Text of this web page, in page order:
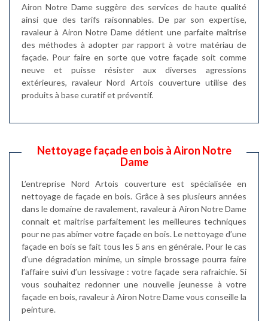
Airon Notre Dame suggère des services de haute qualité
ainsi que des tarifs raisonnables. De par son expertise,
ravaleur à Airon Notre Dame détient une parfaite maîtrise
des méthodes à adopter par rapport à votre matériau de
façade. Pour faire en sorte que votre façade soit comme
neuve et puisse résister aux diverses agressions
extérieures, ravaleur Nord Artois couverture utilise des
produits à base curatif et préventif.
Nettoyage façade en bois à Airon Notre
Dame
L’entreprise Nord Artois couverture est spécialisée en
nettoyage de façade en bois. Grâce à ses plusieurs années
dans le domaine de ravalement, ravaleur à Airon Notre Dame
connait et maitrise parfaitement les meilleures techniques
pour ne pas abimer votre façade en bois. Le nettoyage d’une
façade en bois se fait tous les 5 ans en générale. Pour le cas
d’une dégradation minime, un simple brossage pourra faire
l’affaire suivi d’un lessivage : votre façade sera rafraichie. Si
vous souhaitez redonner une nouvelle jeunesse à votre
façade en bois, ravaleur à Airon Notre Dame vous conseille la
peinture.